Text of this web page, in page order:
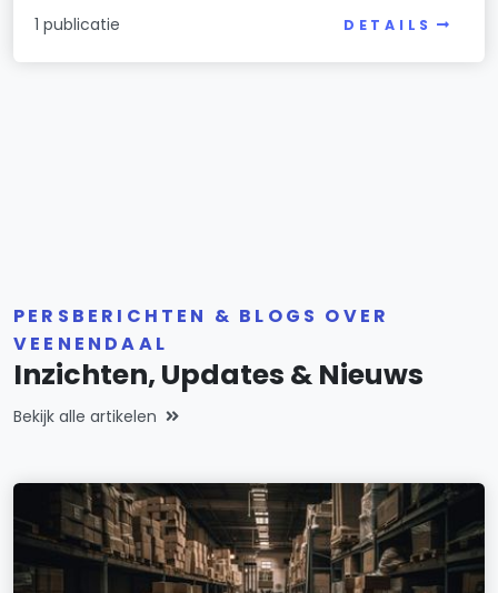
1 publicatie
DETAILS
PERSBERICHTEN & BLOGS OVER
VEENENDAAL
Inzichten, Updates & Nieuws
Bekijk alle artikelen